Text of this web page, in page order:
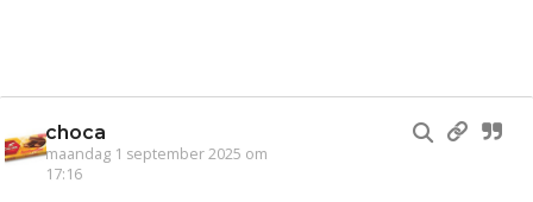
choca
maandag 1 september 2025 om
17:16